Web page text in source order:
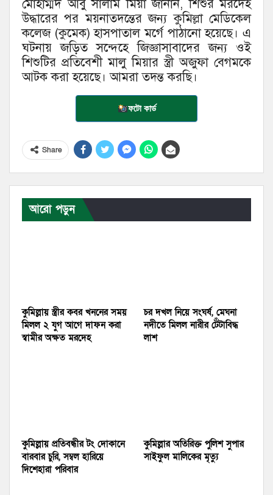
মোহাম্মদ আবু সালাম মিয়া জানান, শিশুর মরদেহ
উদ্ধারের পর ময়নাতদন্তের জন্য কুমিল্লা মেডিকেল
কলেজ (কুমেক) হাসপাতাল মর্গে পাঠানো হয়েছে। এ
ঘটনায় জড়িত সন্দেহে জিজ্ঞাসাবাদের জন্য ওই
শিশুটির প্রতিবেশী মালু মিয়ার স্ত্রী অজুফা বেগমকে
আটক করা হয়েছে। আমরা তদন্ত করছি।
ফটো কার্ড
Share
আরো পড়ুন
কুমিল্লায় স্ত্রীর কবর খননের সময়
মিলল ২ যুগ আগে দাফন করা
স্বামীর অক্ষত মরদেহ
চর দখল নিয়ে সংঘর্ষ, মেঘনা
নদীতে মিলল নারীর টেঁটাবিদ্ধ
লাশ
কুমিল্লায় প্রতিবন্ধীর টং দোকানে
বারবার চুরি, সম্বল হারিয়ে
দিশেহারা পরিবার
কুমিল্লার অতিরিক্ত পুলিশ সুপার
সাইফুল মালিকের মৃত্যু